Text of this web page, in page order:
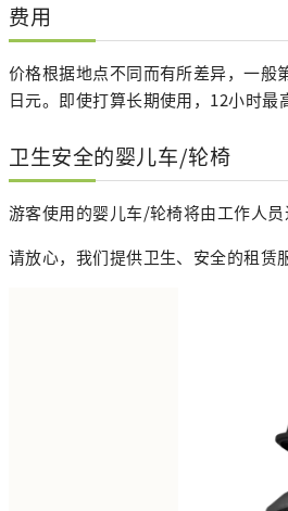
费用
价格根据地点不同而有所差异，一般
日元。即使打算长期使用，12小时最
卫生安全的婴儿车/轮椅
游客使用的婴儿车/轮椅将由工作人员
请放心，我们提供卫生、安全的租赁